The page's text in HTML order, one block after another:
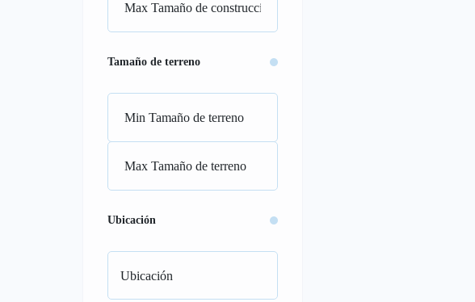
Tamaño de terreno
Ubicación